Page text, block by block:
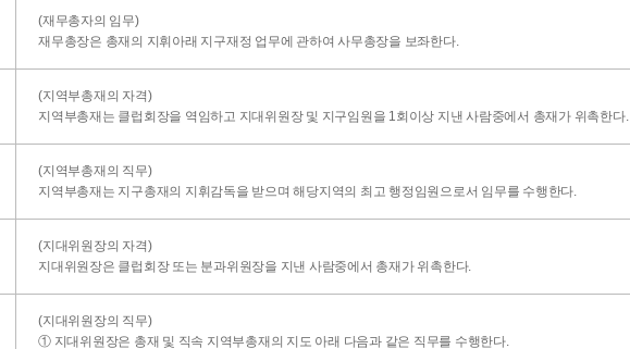
(재무총자의 임무)
재무총장은 총재의 지휘아래 지구재정 업무에 관하여 사무총장을 보좌한다.
(지역부총재의 자격)
지역부총재는 클럽회장을 역임하고 지대위원장 및 지구임원을 1회이상 지낸 사람중에서 총재가 위촉한다.
(지역부총재의 직무)
지역부총재는 지구총재의 지휘감독을 받으며 해당지역의 최고 행정임원으로서 임무를 수행한다.
(지대위원장의 자격)
지대위원장은 클럽회장 또는 분과위원장을 지낸 사람중에서 총재가 위촉한다.
(지대위원장의 직무)
① 지대위원장은 총재 및 직속 지역부총재의 지도 아래 다음과 같은 직무를 수행한다.